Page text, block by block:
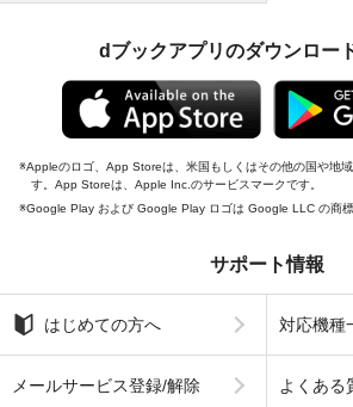
dブックアプリのダウンロー
Appleのロゴ、App Storeは、米国もしくはその他の国や地
す。App Storeは、Apple Inc.のサービスマークです。
Google Play および Google Play ロゴは Google LLC の商標
サポート情報
はじめての方へ 対応機種
メールサービス登録/解除 よくある